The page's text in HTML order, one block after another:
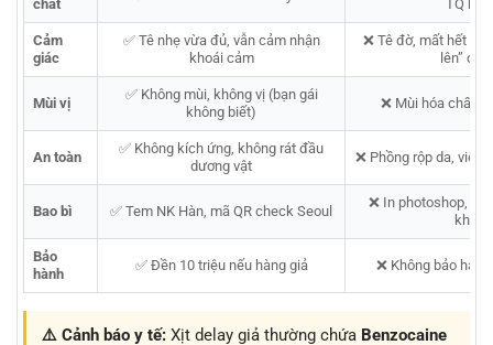
chất TQ
Cảm
giác
✅ Tê nhẹ vừa đủ, vẫn cảm nhận
khoái cảm
❌ Tê đờ, mất hết
lên”
Mùi vị
✅ Không mùi, không vị (bạn gái
không biết)
❌ Mùi hóa chất
An toàn
✅ Không kích ứng, không rát đầu
dương vật
❌ Phồng rộp da,
Bao bì ✅ Tem NK Hàn, mã QR check Seoul
❌ In photoshop,
khẩu
Bảo
hành
✅ Đền 10 triệu nếu hàng giả ❌ Không bảo
⚠️ Cảnh báo y tế: Xịt delay giả thường chứa Benzocaine